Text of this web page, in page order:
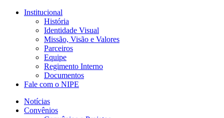
Institucional
História
Identidade Visual
Missão, Visão e Valores
Parceiros
Equipe
Regimento Interno
Documentos
Fale com o NIPE
Notícias
Convênios